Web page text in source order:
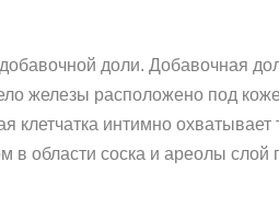
доли. Добавочная
железы расположено под
интимно охватывает
области соска и ареолы слой